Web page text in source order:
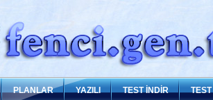
PLANLAR YAZILI TEST İNDİR